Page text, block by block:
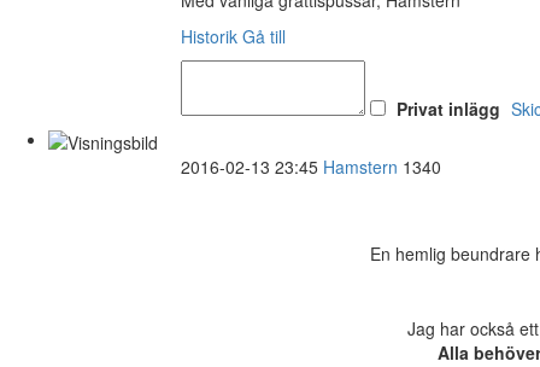
Historik Gå till
Privat inlägg
2016-02-13 23:45 Hamstern 1340
En hemlig beundrare
Jag har också
Alla